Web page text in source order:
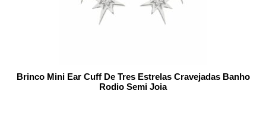
Brinco Mini Ear Cuff De Tres Estrelas Cravejadas Banho
Rodio Semi Joia